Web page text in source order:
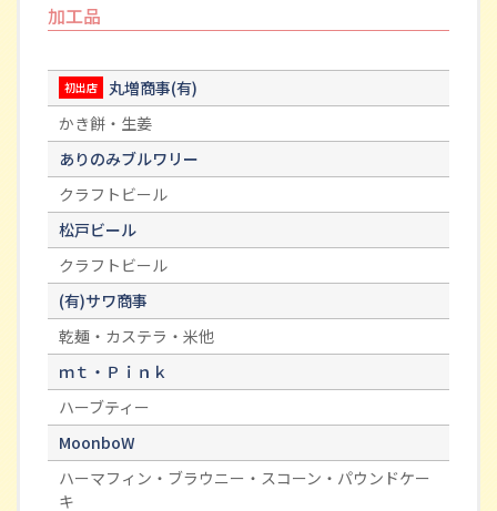
加工品
初出店
丸増商事(有)
かき餅・生姜
ありのみブルワリー
クラフトビール
松戸ビール
クラフトビール
(有)サワ商事
乾麺・カステラ・米他
ｍｔ・Ｐｉｎｋ
ハーブティー
MoonboW
ハーマフィン・ブラウニー・スコーン・パウンドケー
キ